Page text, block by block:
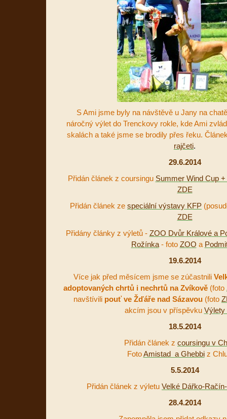
S Ami jsme byly na návštěvě u Jany na
náročný výlet do Trenckovy rokle, kde Ami
skalách a také jsme se brodily přes řeku.
rajčeti.
29.6.2014
Přidán článek z coursingu Summer Wind Cup
ZDE
Přidán článek ze speciální výstavy KFP
ZDE
Přidány články z výletů - ZOO Dvůr Králové a
Rožínka- foto ZOO a
19.6.2014
Více jak před měsícem jsme se zúčastnili
adoptovaných chrtů i nechrtů na Zvíkově (foto
navštívili pouť ve Žďáře nad Sázavou (foto
akcím jsou v příspěvku Výlety
18.5.2014
Přidán článek z coursingu v
FotoAmistad a Ghebbiz
5.5.2014
Přidán článek z výletu Velké Dářko-
28.4.2014